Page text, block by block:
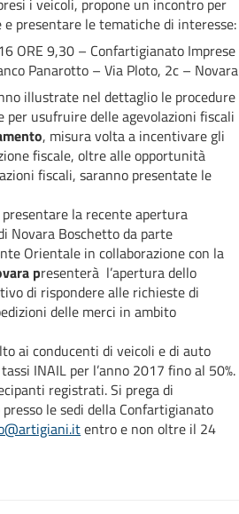
i veicoli, propone un incontro per
presentare le tematiche di interesse:
ORE 9,30 – Confartigianato Imprese
Panarotto – Via Ploto, 2c – Novara
illustrate nel dettaglio le procedure
per usufruire delle agevolazioni fiscali
, misura volta a incentivare gli
fiscale, oltre alle opportunità
fiscali, saranno presentate le
la recente apertura
Novara Boschetto da parte
Orientale in collaborazione con la
presenterà l’apertura dello
di rispondere alle richieste di
delle merci in ambito
ai conducenti di veicoli e di auto
INAIL per l’anno 2017 fino al 50%.
registrati. Si prega di
le sedi della Confartigianato
entro e non oltre il 24